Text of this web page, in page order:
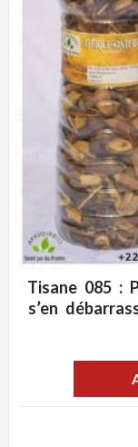
ADD WISHLIST
Tisane 085 :
s’en